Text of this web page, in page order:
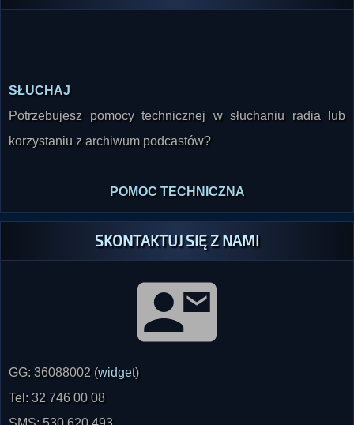
Potrzebujesz pomocy technicznej w słuchaniu radia lub
korzystaniu z archiwum podcastów?
SKONTAKTUJ SIĘ Z NAMI
)
Tel: 32 746 00 08
SMS: 530 620 493
radio@paranormalium.pl